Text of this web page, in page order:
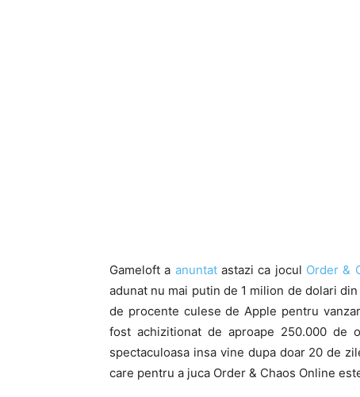
Gameloft a anuntatastazi ca jocul Order &
adunat nu mai putin de 1 milion de dolari
de procente culese de Apple pentru
fost achizitionat de aproape 250.000
spectaculoasa insa vine dupa doar 20 de
care pentru a juca Order & Chaos Online